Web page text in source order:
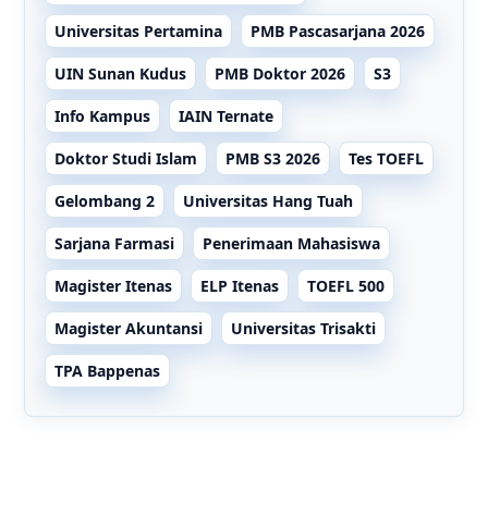
Universitas Pertamina PMB Pascasarjana 2026
UIN Sunan Kudus PMB Doktor 2026 S3
Info Kampus IAIN Ternate
Doktor Studi Islam PMB S3 2026 Tes TOEFL
Gelombang 2 Universitas Hang Tuah
Sarjana Farmasi Penerimaan Mahasiswa
Magister Itenas ELP Itenas TOEFL 500
Magister Akuntansi Universitas Trisakti
TPA Bappenas